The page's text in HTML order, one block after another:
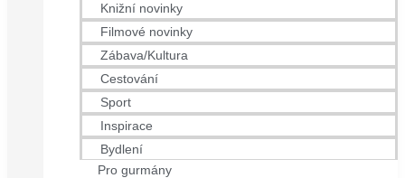
Knižní novinky
Filmové novinky
Zábava/Kultura
Cestování
Sport
Inspirace
Bydlení
Pro gurmány